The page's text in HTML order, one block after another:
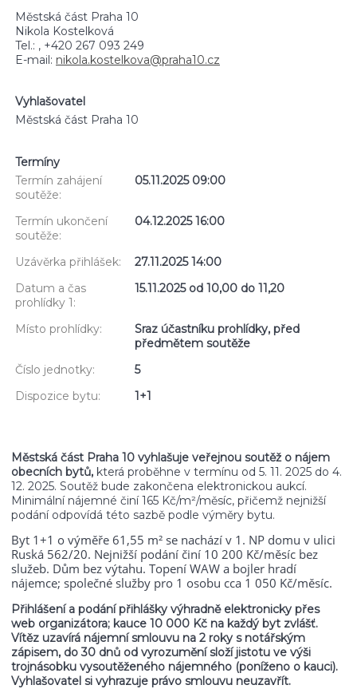
Městská část Praha 10
Nikola Kostelková
Tel.: , +420 267 093 249
E-mail: nikola.kostelkova@praha10.cz
Vyhlašovatel
Městská část Praha 10
Termíny
Termín zahájení
soutěže:
05.11.2025 09:00
Termín ukončení
soutěže:
04.12.2025 16:00
Uzávěrka přihlášek:
27.11.2025 14:00
Datum a čas
prohlídky 1:
15.11.2025 od 10,00 do 11,20
Místo prohlídky:
Sraz účastníku prohlídky, před
předmětem soutěže
Číslo jednotky:
5
Dispozice bytu:
1+1
Městská část Praha 10 vyhlašuje veřejnou soutěž o nájem
obecních bytů, která proběhne v termínu od 5. 11. 2025 do 4.
12. 2025. Soutěž bude zakončena elektronickou aukcí.
Minimální nájemné činí 165 Kč/m²/měsíc, přičemž nejnižší
podání odpovídá této sazbě podle výměry bytu.
Byt 1+1 o výměře 61,55 m² se nachází v 1. NP domu v ulici
Ruská 562/20. Nejnižší podání činí 10 200 Kč/měsíc bez
služeb. Dům bez výtahu. Topení WAW a bojler hradí
nájemce; společné služby pro 1 osobu cca 1 050 Kč/měsíc.
Přihlášení a podání přihlášky výhradně elektronicky přes
web organizátora; kauce 10 000 Kč na každý byt zvlášť.
Vítěz uzavírá nájemní smlouvu na 2 roky s notářským
zápisem, do 30 dnů od vyrozumění složí jistotu ve výši
trojnásobku vysoutěženého nájemného (poníženo o kauci).
Vyhlašovatel si vyhrazuje právo smlouvu neuzavřít.